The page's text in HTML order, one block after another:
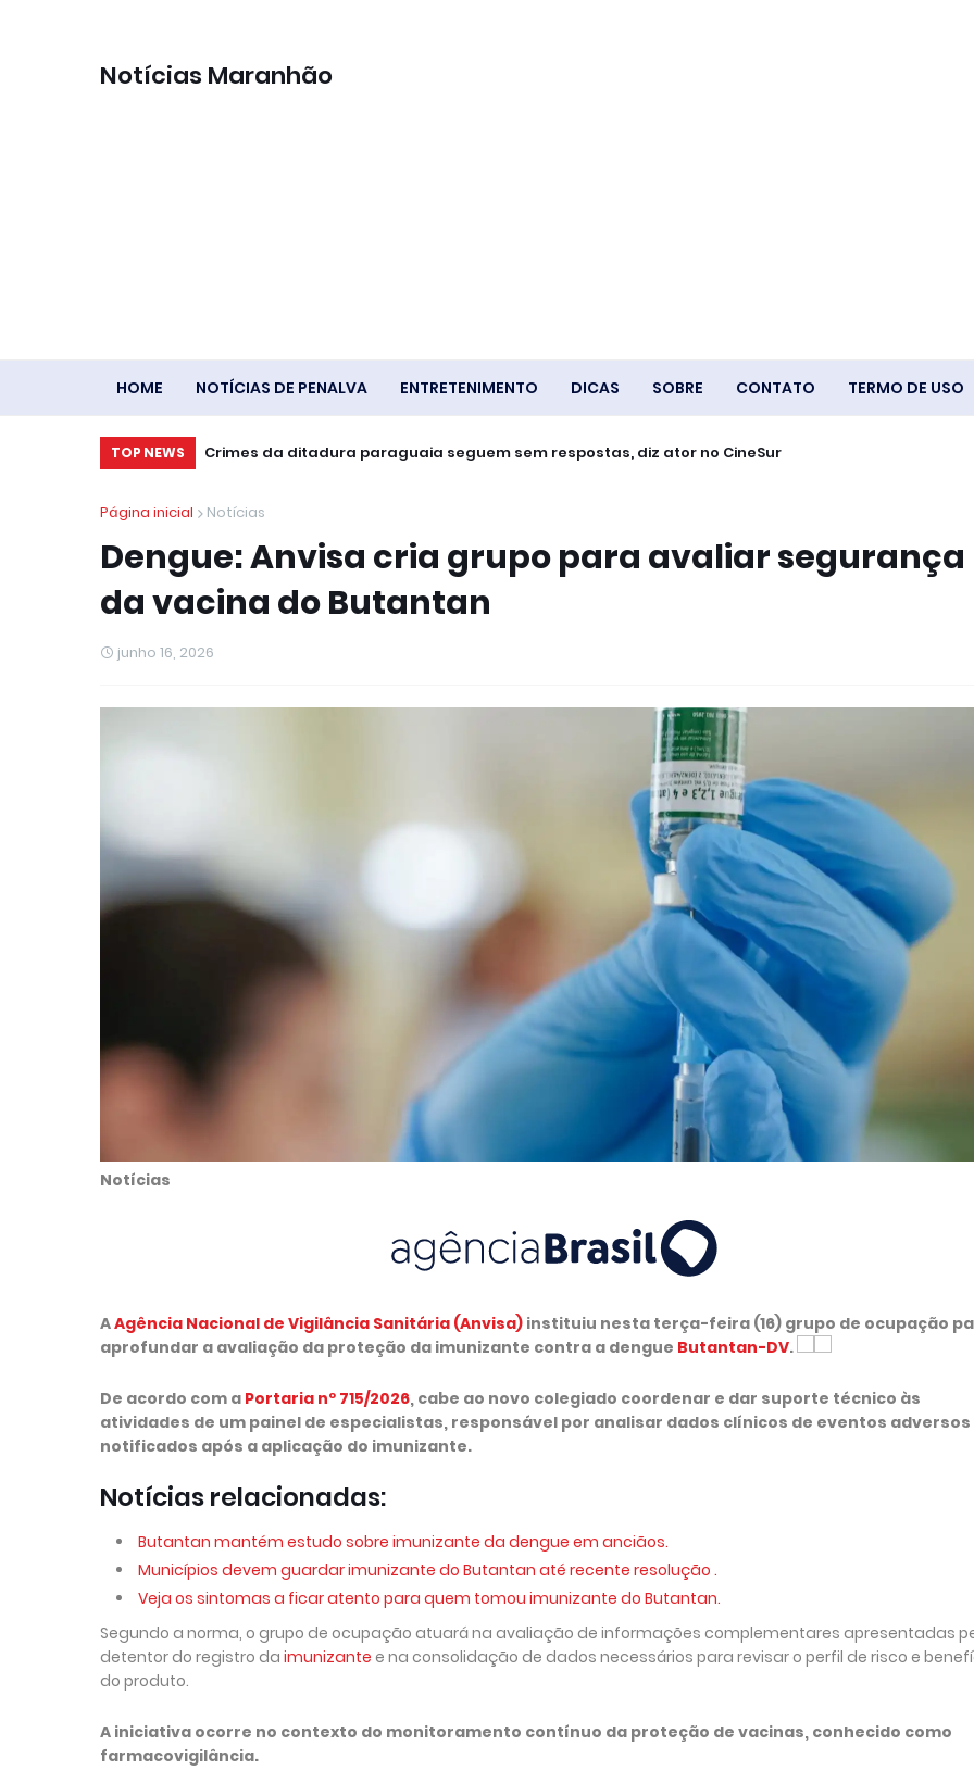
Notícias Maranhão
HOME NOTÍCIAS DE PENALVA ENTRETENIMENTO DICAS SOBRE CONTATO TERMO DE USO
TOP NEWS Crimes da ditadura paraguaia seguem sem respostas, diz ator no CineSur
Saiba quanto o trabalhador receberá de lucro do FGTS
Página inicial Notícias
Dengue: Anvisa cria grupo para avaliar segurança
da vacina do Butantan
junho 16, 2026
Notícias
AAgência Nacional de Vigilância Sanitária (Anvisa) instituiu nesta terça-feira (16) grupo de ocupação
aprofundar a avaliação da proteção da imunizante contra a dengue Butantan-DV.
De acordo com a Portaria nº 715/2026, cabe ao novo colegiado coordenar e dar suporte técnico às
atividades de um painel de especialistas, responsável por analisar dados clínicos de eventos adversos
notificados após a aplicação do imunizante.
Notícias relacionadas:
Butantan mantém estudo sobre imunizante da dengue em anciãos.
Municípios devem guardar imunizante do Butantan até recente resolução .
Veja os sintomas a ficar atento para quem tomou imunizante do Butantan.
Segundo a norma, o grupo de ocupação atuará na avaliação de informações complementares apresentadas
detentor do registro da imunizante e na consolidação de dados necessários para revisar o perfil de risco e
do produto.
A iniciativa ocorre no contexto do monitoramento contínuo da proteção de vacinas, conhecido como
farmacovigilância.